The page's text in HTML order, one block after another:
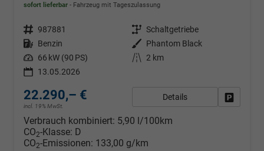
sofort lieferbar Fahrzeug mit Tageszulassung
Fahrzeugnr. 987881 Getriebe Schaltgetriebe
Kraftstoff Benzin Außenfarbe
Phantom Black
Leistung 66 kW (90 PS) Kilometerstand
2 km
13.05.2026
22.290,– €
incl. 19% MwSt.
Details
Verbrauch kombiniert: 5,90 l/100km
CO2-Klasse: D
CO2-Emissionen: 133,00 g/km